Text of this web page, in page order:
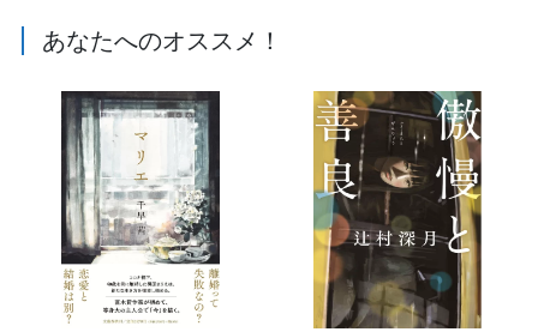
あなたへのオススメ！